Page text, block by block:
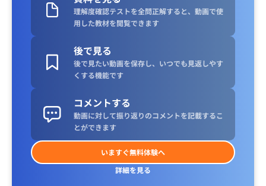
理解度確認テストを全問正解すると、動画で使
用した教材を閲覧できます
後で見る
後で見たい動画を保存し、いつでも見返しやす
くする機能です
コメントする
動画に対して振り返りのコメントを記載するこ
とができます
いますぐ無料体験へ
詳細を見る